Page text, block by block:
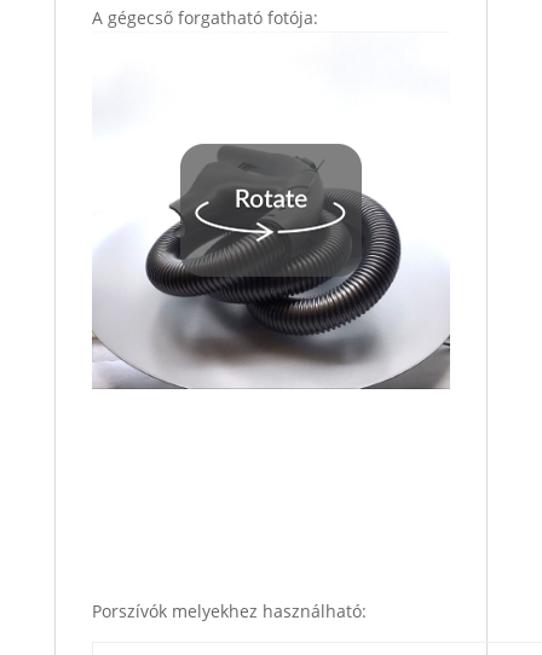
A gégecső forgatható fotója:
Porszívók melyekhez használható: